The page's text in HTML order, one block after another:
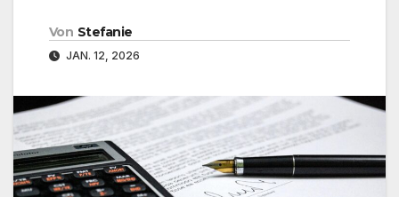
Von Stefanie
JAN. 12, 2026